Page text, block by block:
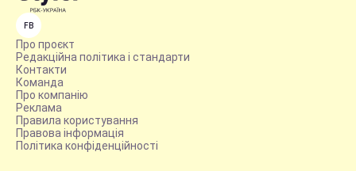
FB
Про проєкт
Редакційна політика і стандарти
Контакти
Команда
Про компанію
Реклама
Правила користування
Правова інформація
Політика конфіденційності